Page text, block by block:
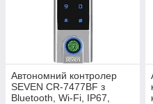
Автономний контролер
SEVEN CR-7477BF з
Bluetooth, Wi-Fi, IP67,